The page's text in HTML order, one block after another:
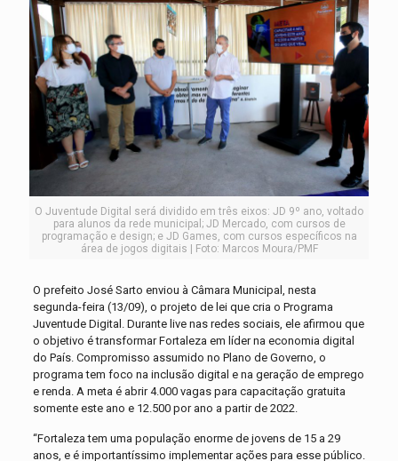
O Juventude Digital será dividido em três eixos: JD 9º ano, voltado
para alunos da rede municipal; JD Mercado, com cursos de
programação e design; e JD Games, com cursos específicos na
área de jogos digitais | Foto: Marcos Moura/PMF
O prefeito José Sarto enviou à Câmara Municipal, nesta
segunda-feira (13/09), o projeto de lei que cria o Programa
Juventude Digital. Durante live nas redes sociais, ele afirmou que
o objetivo é transformar Fortaleza em líder na economia digital
do País. Compromisso assumido no Plano de Governo, o
programa tem foco na inclusão digital e na geração de emprego
e renda. A meta é abrir 4.000 vagas para capacitação gratuita
somente este ano e 12.500 por ano a partir de 2022.
“Fortaleza tem uma população enorme de jovens de 15 a 29
anos, e é importantíssimo implementar ações para esse público.